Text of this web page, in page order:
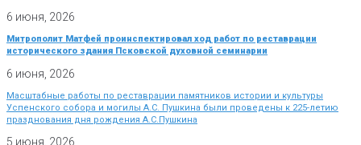
6 июня, 2026
Митрополит Матфей проинспектировал ход работ по реставрации
исторического здания Псковской духовной семинарии
6 июня, 2026
Масштабные работы по реставрации памятников истории и культуры
Успенского собора и могилы А.С. Пушкина были проведены к 225-летию
празднования дня рождения А.С.Пушкина
5 июня, 2026